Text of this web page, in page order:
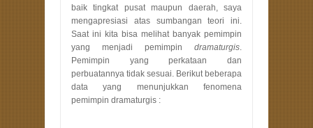
baik tingkat pusat maupun daerah, saya
mengapresiasi atas sumbangan teori ini.
Saat ini kita bisa melihat banyak pemimpin
yang menjadi pemimpin dramaturgis.
Pemimpin yang perkataan dan
perbuatannya tidak sesuai. Berikut beberapa
data yang menunjukkan fenomena
pemimpin dramaturgis :